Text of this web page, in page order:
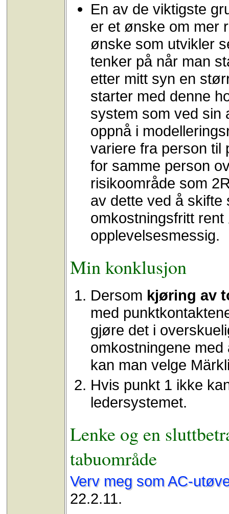
En av de viktigste
er et ønske om mer
ønske som utvikler
tenker på når man
etter mitt syn en
starter med denne
system som ved sin
oppnå i
variere fra person til
for samme person
risikoområde som
av dette ved å skifte
omkostningsfritt
opplevelsesmessig.
Min konklusjon
Dersom kjøring av
med
gjøre det i
omkostningene
kan man velge
Hvis punkt 1 ikke
ledersystemet.
Lenke og en
tabuområde
Verv meg som AC-
22.2.11.